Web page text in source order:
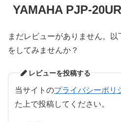
YAMAHA PJP-
まだレビューがありません。
をしてみませんか？
レビューを投稿する
当サイトのプライバシーポリ
た上で投稿してください。